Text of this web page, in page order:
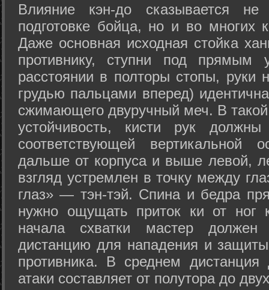
Влияние кэн-до сказывается не
подготовке бойца, но и во многих
Даже основная исходная стойка
противнику, ступни под прямым
расстоянии в полторы стопы, руки
грудью пальцами вперед)
сжимающего двуручный меч. В
устойчивость, кисти рук
соответствующей
дальше от корпуса и выше левой,
взгляд устремлен в точку между
глаз» — тэн-тэй. Спина и бедра
нужно ощущать приток ки от
начала схватки мастер должен
дистанцию для нападения и
противника. В среднем
атаки составляет от полутора до